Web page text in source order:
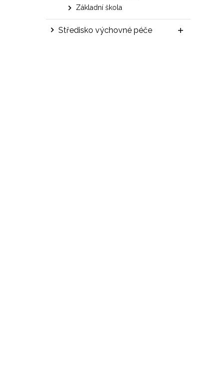
Základní škola
Středisko výchovné péče